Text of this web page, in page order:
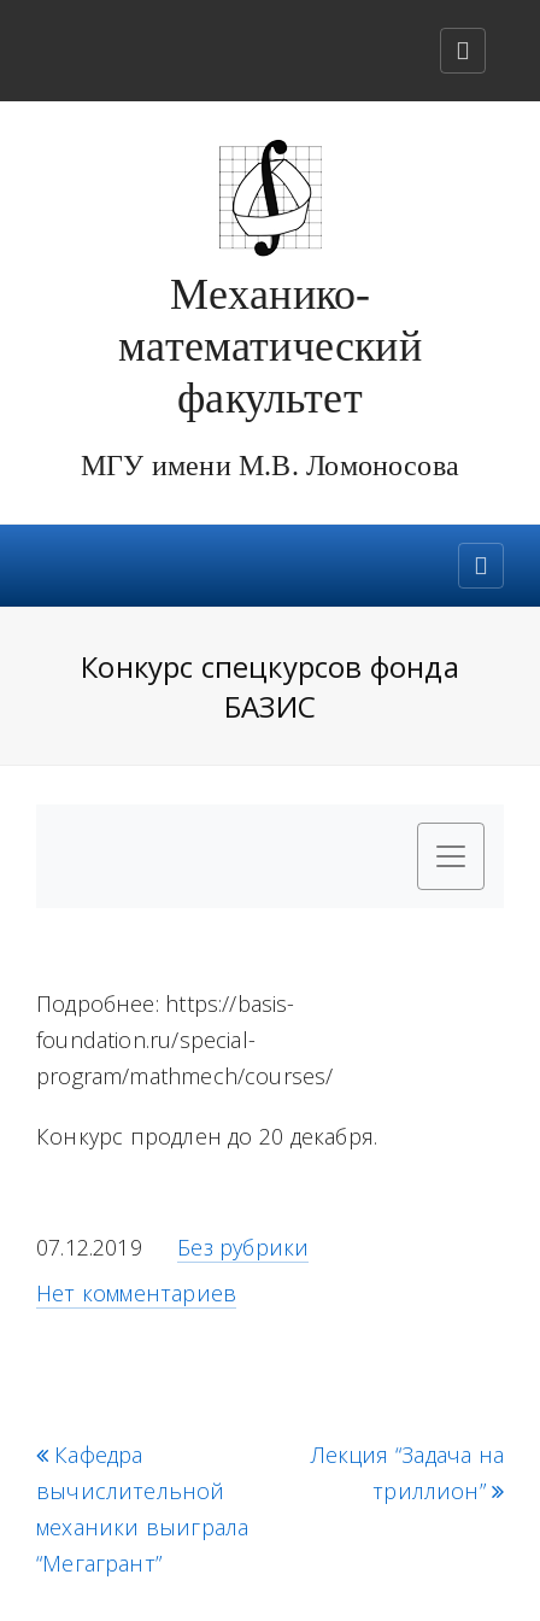
Механико-
математический
факультет
МГУ имени М.В. Ломоносова
Конкурс спецкурсов фонда
БАЗИС
Подробнее: https://basis-
foundation.ru/special-
program/mathmech/courses/
Конкурс продлен до 20 декабря.
07.12.2019
Без рубрики
Нет комментариев
p
r
e
v
Кафедра
вычислительной
механики выиграла
“Мегагрант”
n
Лекция “Задача на
триллион”